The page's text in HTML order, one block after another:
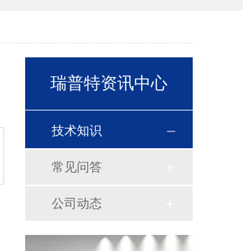
瑞普特资讯中心
技术知识
常见问答
公司动态